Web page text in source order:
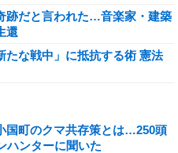
跡だと言われた…音楽家・建築
還
たな戦中」に抵抗する術 憲法
国町のクマ共存策とは…250頭
ハンターに聞いた